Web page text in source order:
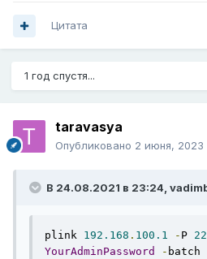
Цитата
1 год спустя...
taravasya
Опубликовано 2 июня, 2023
В 24.08.2021 в 23:24,
plink 192.168 . 100.1 - P 22
YourAdminPassword
- batch